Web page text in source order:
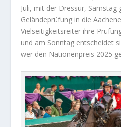
Juli, mit der Dressur, Samstag
Geländeprüfung in die
Vielseitigkeitsreiter ihre
und am Sonntag entscheidet
wer den Nationenpreis 2025